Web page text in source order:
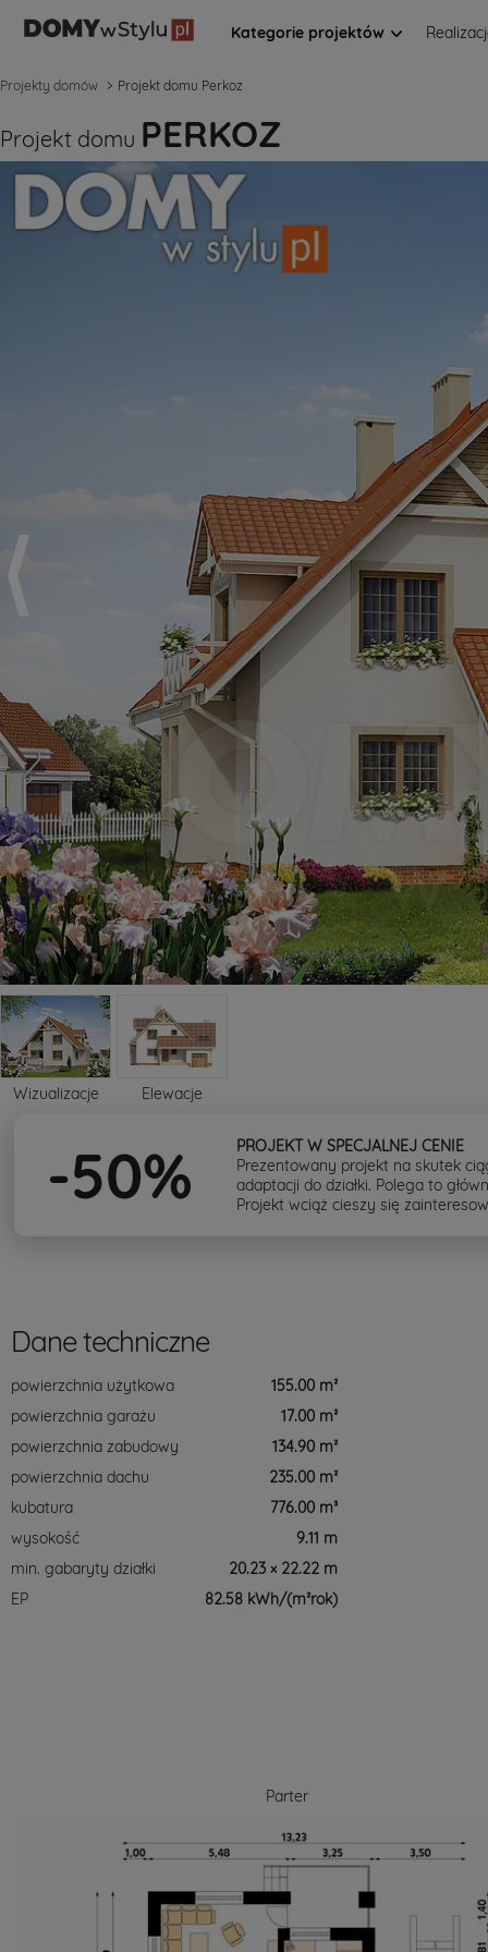
Kategorie projektów
Projekty domów Projekt domu Perkoz
Projekt domu PERKOZ
Wizualizacje Elewacje
-50%
PROJEKT W SPECJALNEJ CENIE
Prezentowany projekt na skutek
adaptacji do działki. Polega to
Projekt wciąż cieszy się
Dane techniczne
powierzchnia użytkowa
155.00 m²
powierzchnia garażu
17.00 m²
powierzchnia zabudowy
134.90 m²
powierzchnia dachu
235.00 m²
kubatura
776.00 m³
wysokość
9.11 m
min. gabaryty działki
20.23 × 22.22 m
EP
82.58 kWh/(m²rok)
Parter